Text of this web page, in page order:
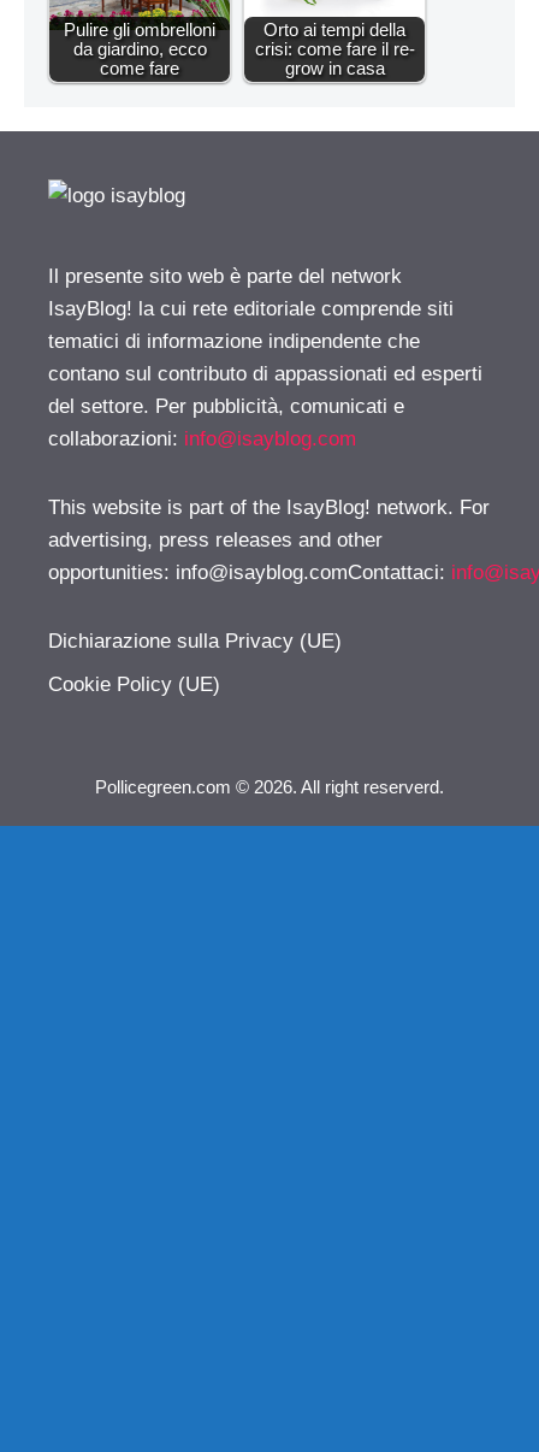
Pulire gli ombrelloni
da giardino, ecco
come fare
Orto ai tempi della
crisi: come fare il re-
grow in casa
Il presente sito web è parte del network
IsayBlog! la cui rete editoriale comprende siti
tematici di informazione indipendente che
contano sul contributo di appassionati ed esperti
del settore. Per pubblicità, comunicati e
collaborazioni: info@isayblog.com
This website is part of the IsayBlog! network. For
advertising, press releases and other
opportunities: info@isayblog.comContattaci:
Dichiarazione sulla Privacy (UE)
Cookie Policy (UE)
Pollicegreen.com © 2026. All right reserverd.